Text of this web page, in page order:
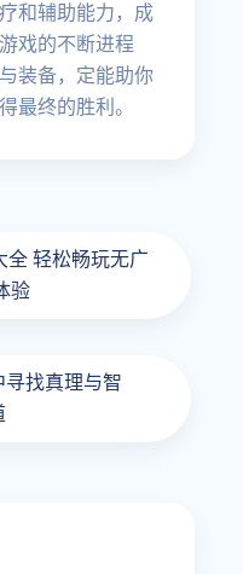
和辅助能力，成
戏的不断进程
装备，定能助你
最终的胜利。
全 轻松畅玩无广
验
找真理与智